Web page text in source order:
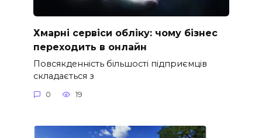
Хмарні сервіси обліку: чому бізнес
переходить в онлайн
Повсякденність більшості підприємців
складається з
0 19